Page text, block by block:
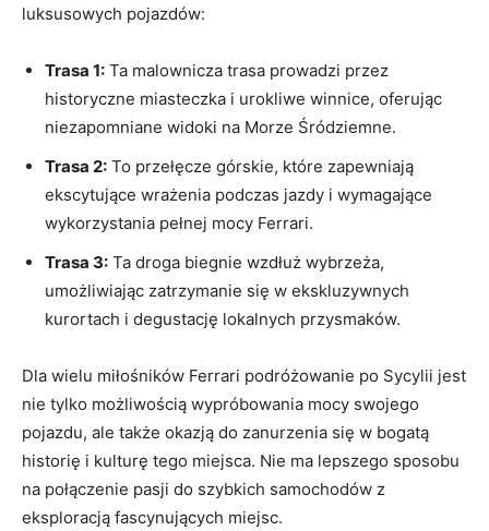
⁣luksusowych pojazdów:
Trasa 1: ​Ta‍ malownicza trasa ⁤prowadzi przez
historyczne miasteczka i urokliwe winnice, oferując
niezapomniane widoki na Morze‌ Śródziemne.
Trasa ‍2: To ​przełęcze górskie, które ‌zapewniają
⁤ekscytujące wrażenia podczas jazdy i wymagające
‌wykorzystania ​pełnej mocy Ferrari.
Trasa 3: Ta droga biegnie ⁤wzdłuż‌ wybrzeża,
umożliwiając‍ zatrzymanie się w ekskluzywnych‍
kurortach i degustację lokalnych przysmaków.
Dla‌ wielu miłośników Ferrari podróżowanie po Sycylii⁤ jest
nie⁢ tylko ⁢możliwością wypróbowania mocy swojego
pojazdu, ale także okazją do zanurzenia się⁢ w bogatą
historię i kulturę tego ⁣miejsca. Nie ma lepszego sposobu
‍na połączenie pasji do szybkich samochodów ​z ​
eksploracją fascynujących miejsc.